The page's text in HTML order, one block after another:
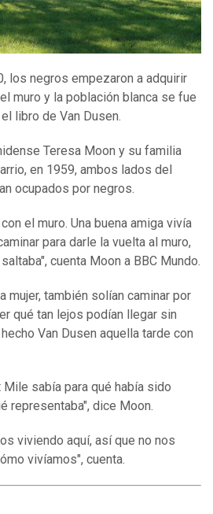
los negros empezaron a adquirir
muro y la población blanca se fue
libro de Van Dusen.
Teresa Moon y su familia
en 1959, ambos lados del
ocupados por negros.
el muro. Una buena amiga vivía
para darle la vuelta al muro,
cuenta Moon a BBC Mundo.
mujer, también solían caminar por
qué tan lejos podían llegar sin
Van Dusen aquella tarde con
sabía para qué había sido
representaba", dice Moon.
viviendo aquí, así que no nos
vivíamos", cuenta.